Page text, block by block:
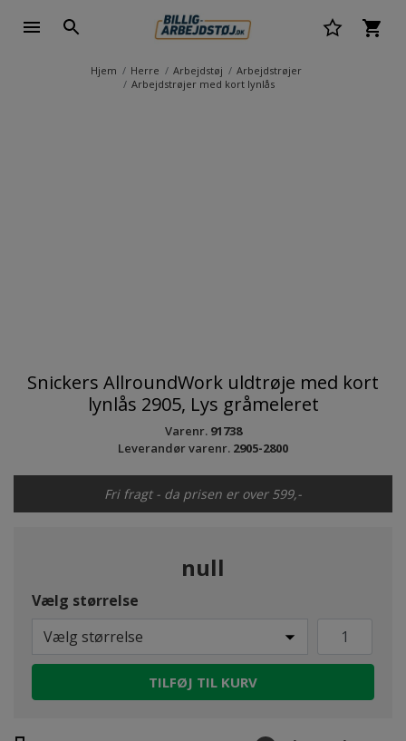
Hjem Herre Arbejdstøj
Arbejdstrøjer
Arbejdstrøjer med kort lynlås
Snickers AllroundWork uldtrøje med kort
lynlås 2905, Lys gråmeleret
Varenr. 91738
Leverandør varenr. 2905-2800
Fri fragt - da prisen er over 599,-
null
Vælg størrelse
Vælg størrelse
TILFØJ TIL KURV